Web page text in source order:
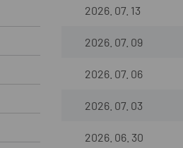
2026. 07. 13
2026. 07. 09
2026. 07. 06
2026. 07. 03
2026. 06. 30